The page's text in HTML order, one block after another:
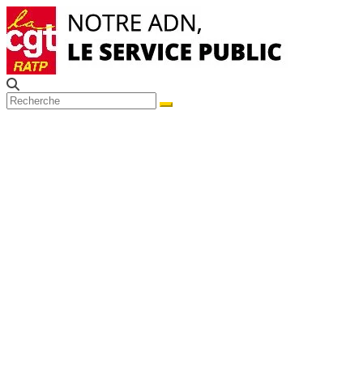
Passer
au
contenu